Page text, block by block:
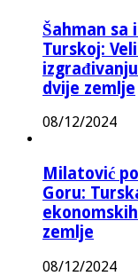
Šahman sa
Turskoj:
dvije zemlje
08/12/2024
Milatović
Goru:
zemlje
08/12/2024